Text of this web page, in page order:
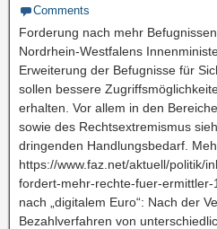
Comments
Forderung nach mehr
Nordrhein-Westfalens
Erweiterung der Befugnisse für
sollen bessere
erhalten. Vor allem in den
sowie des Rechtsextremismus
dringenden Handlungsbedarf.
https://www.faz.net/aktuell/politik/
fordert-mehr-rechte-fuer-
nach „digitalem Euro“: Nach der
Bezahlverfahren von